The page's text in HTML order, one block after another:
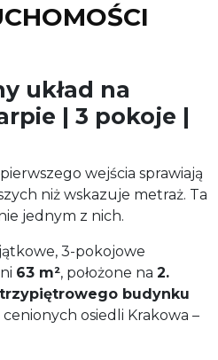
układ na
| 3 pokoje |
wejścia sprawiają
niż wskazuje metraż. Ta
jednym z nich.
3-pokojowe
63 m², położone na 2.
budynku
osiedli Krakowa –